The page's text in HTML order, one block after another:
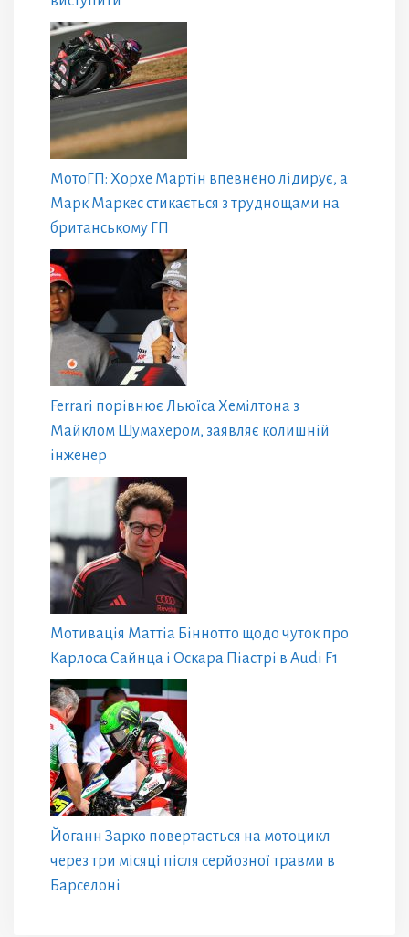
МотоГП: Хорхе Мартін впевнено лідирує, а
Марк Маркес стикається з труднощами на
британському ГП
Ferrari порівнює Льюїса Хемілтона з
Майклом Шумахером, заявляє колишній
інженер
Мотивація Маттіа Біннотто щодо чуток про
Карлоса Сайнца і Оскара Піастрі в Audi F1
Йоганн Зарко повертається на мотоцикл
через три місяці після серйозної травми в
Барселоні